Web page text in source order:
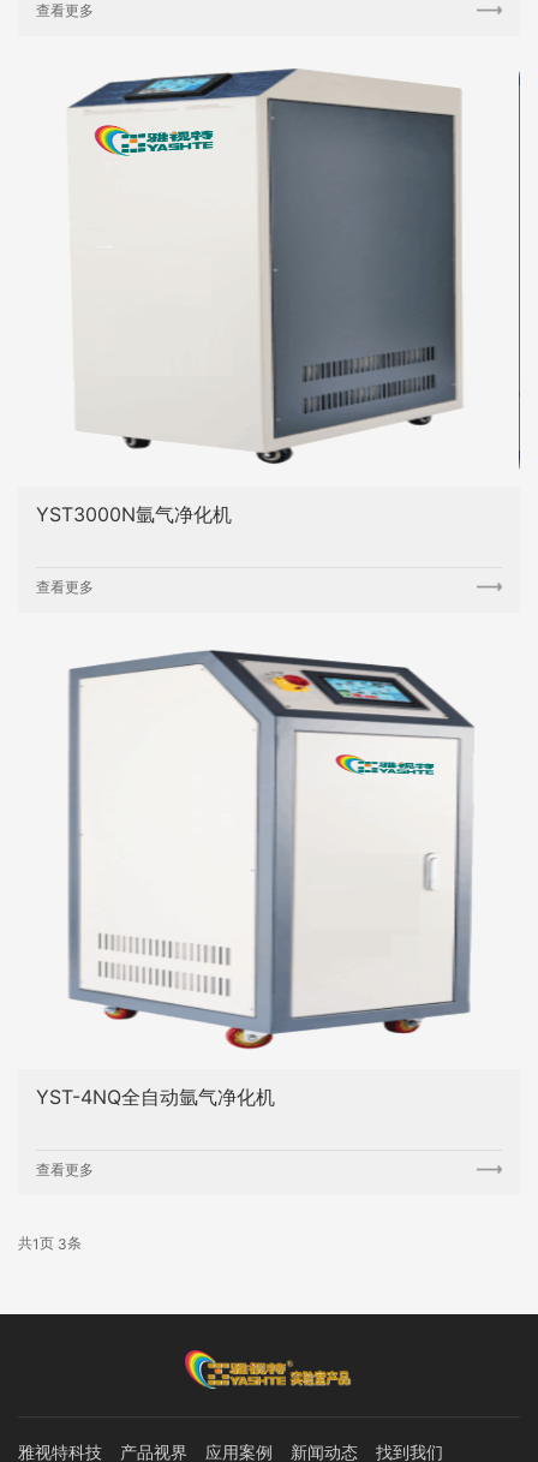
查看更多
YST3000N氩气净化机
查看更多
YST-4NQ全自动氩气净化机
查看更多
共1页 3条
雅视特科技 产品视界 应用案例 新闻动态 找到我们